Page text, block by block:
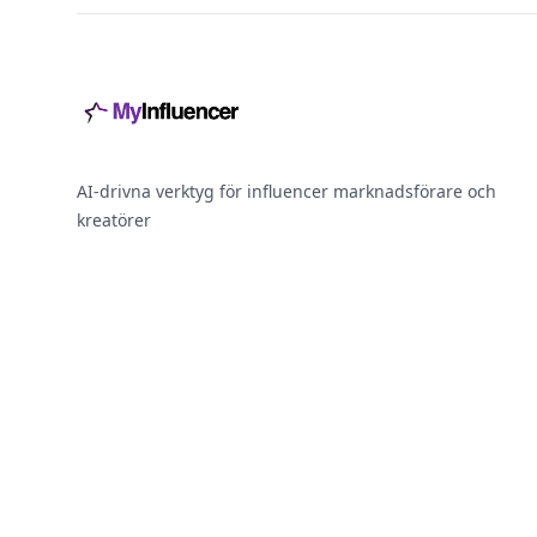
AI-drivna verktyg för influencer marknadsförare och
kreatörer